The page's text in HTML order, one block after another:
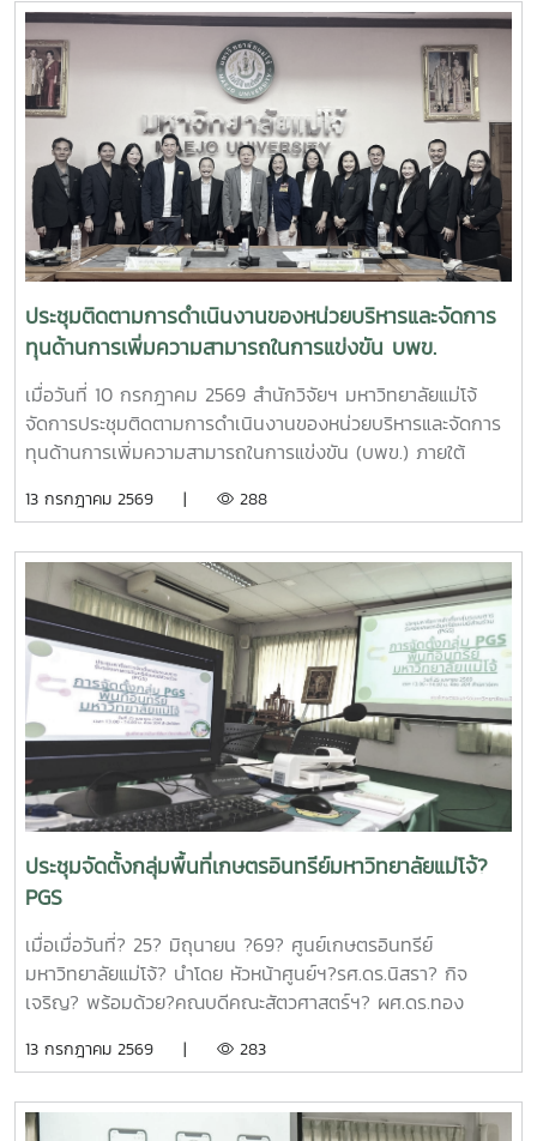
ความคืบหน้าการดำเนินโครงการการพัฒนาระบบการผลิตเห็ดขี้
ควายเพื่อประโยชน์ทางการแพทย์ โดยมีรองศาสตราจารย์ ดร.ชัย
ยศ สัมฤทธิ์สกุล รองอธิการบดีมหาวิทยาลัยแม่โจ้ ให้เกียรติเป็นผู้
แทนมหาวิทยาลัยกล่าวต้อนรับ โครงการดังกล่าวเป็นความร่วม
มือระหว่างสำนักงาน ป.ป.ส. และมหาวิทยาลัยแม่โจ้ ภายใต้
โครงการแผนงานบูรณาการการวิจัย พัฒนา และกำกับควบคุม
เห็ดขี้ควายในประเทศไทย เพื่อใช้ประโยชน์ทางการแพทย์ภายใต้
ระบบควบคุมของรัฐ ตามมาตรการควบคุมแห่งพระราชกฤษฎีกา
กำหนดพื้นที่ทดลองเพาะปลูกและสกัดสารสำคัญจากพืชฝิ่นและ
พืชเห็ดขี้ควายเพื่อประโยชน์ในการศึกษาวิจัย พ.ศ. 2568 ณ ห้อง
ประชุม 2 ชั้น 2 อาคารจุฬาภรณ์ คณะวิทยาศาสตร์ มหาวิทยาลัย
แม่โจ้
ประชุมติดตามการดำเนินงานของหน่วยบริหารและจัดการ
ทุนด้านการเพิ่มความสามารถในการแข่งขัน บพข.
เมื่อวันที่ 10 กรกฎาคม 2569 สำนักวิจัยฯ มหาวิทยาลัยแม่โจ้
จัดการประชุมติดตามการดำเนินงานของหน่วยบริหารและจัดการ
ทุนด้านการเพิ่มความสามารถในการแข่งขัน (บพข.) ภายใต้
แข่งขันและการพัฒนาพื้นที่ (องค์การมหาชน) ณ ห้องประชุมรวง
ศาสตราจารย์ ดร.สุบรรณ ฝอยกลาง รองผู้อำนวยการสำนักวิจัย
และส่งเสริมวิชาการการเกษตร ฝ่ายวิจัย มหาวิทยาลัยแม่โจ้ กล่าว
ต้อนรับและแนะนำมหาวิทยาลัยแม่โจ้แก่คณะผู้เข้าร่วมประชุมในการ
นี้ดร.อัญชัญ ชมภูพวง รองผู้อำนวยการหน่วยบริหารและจัดการ
ทุนด้านการเพิ่มความสามารถในการแข่งขัน ได้นำเสนอข้อมูล
กรอบการดำเนินงานของหน่วยบริหารและจัดการทุนฯ และสรุปผล
การดำเนินงานของมหาวิทยาลัยแม่โจ้ในช่วงปีงบประมาณ 2563
– 2568 และการนำเสนอความก้าวหน้าโครงการวิจัยที่ได้รับการ
สนับสนุนทุนจากหน่วยบริหารและจัดการทุนด้านการเพิ่มความ
สามารถในการแข่งขัน ณ ห้องประชุมรวงผึ้ง ชั้น 5 สำนัก
มหาวิทยาลัย มหาวิทยาลัยแม่โจ้ซึ่งการนำเสนอความก้าวหน้า
โครงการวิจัยที่ได้รับการสนับสนุนทุนจากหน่วยบริหารและจัดการ
ทุนด้านการเพิ่มความสามารถในการแข่งขัน จำนวน 6 โครงการ
ดังนี้1.โครงการ "กลยุทธ์การตลาดการท่องเที่ยวคาร์บอนสุทธิเป็น
ศูนย์สำหรับนักท่องเที่ยวเชิงอาสาสมัครในพื้นที่ภาคเหนือตอนบน"
โดย ดร.กาญจนา สมมิตร หัวหน้าโครงการ2.โครงการ "การ
ผู้ช่วยศาสตราจารย์ ดร.สุพัตรา วงศ์แสนใหม่ หัวหน้า
คลินิกของผลิตภัณฑ์มูลค่าเพิ่มจากส่วนเหลือใช้การแปรรูปปลา
13 กรกฎาคม 2569 | 288
ประชุมจัดตั้งกลุ่มพื้นที่เกษตรอินทรีย์มหาวิทยาลัยแม่โจ้?
PGS
เมื่อเมื่อวันที่? 25? มิถุนายน ?69? ศูนย์เกษตรอินทรีย์
มหาวิทยาลัยแม่โจ้? นำโดย หัวหน้าศูนย์ฯ?รศ.ดร.นิสรา? กิจ
เจริญ? พร้อมด้วย?คณบดีคณะสัตวศาสตร์ฯ? ผศ.ดร.ทอง
รศ.ดร.อภินันท์? สุวรรณรักษ์? และคณาจารย์/?เจ้าหน้าที่จาก
PGS?.... ซึ่งได้ลงมติให้จัดตั้งกลุ่มในนาม? #กลุ่มอินทนินแม่
13 กรกฎาคม 2569 | 283